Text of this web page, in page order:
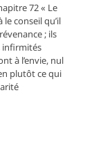
72 « Le
conseil qu’il
; ils
infirmités
à l’envie, nul
plutôt ce qui